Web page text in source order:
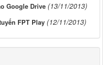
Google Drive (13/11/2013)
FPT Play (12/11/2013)